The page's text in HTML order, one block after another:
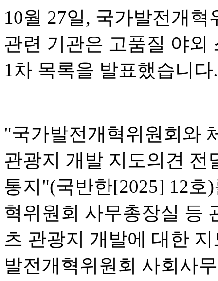
10월 27일, 국가발전개
관련 기관은 고품질 야외
1차 목록을 발표했습니다.
"국가발전개혁위원회와
관광지 개발 지도의견 전
통지"(국반한[2025] 12
혁위원회 사무총장실 등
츠 관광지 개발에 대한
발전개혁위원회 사회사